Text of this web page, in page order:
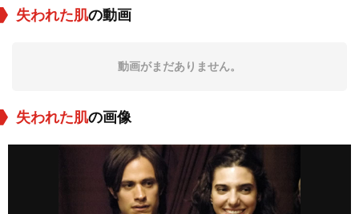
失われた肌の動画
動画がまだありません。
失われた肌の画像